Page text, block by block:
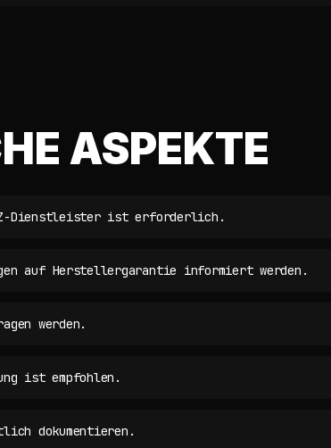
ASPEKTE
Dienstleister ist erforderlich.
auf Herstellergarantie informiert werden.
werden.
ist empfohlen.
dokumentieren.